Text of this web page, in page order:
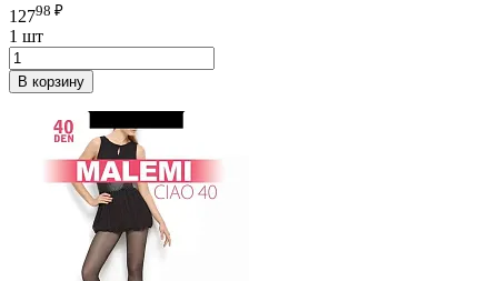
12798 ₽
1 шт
В корзину